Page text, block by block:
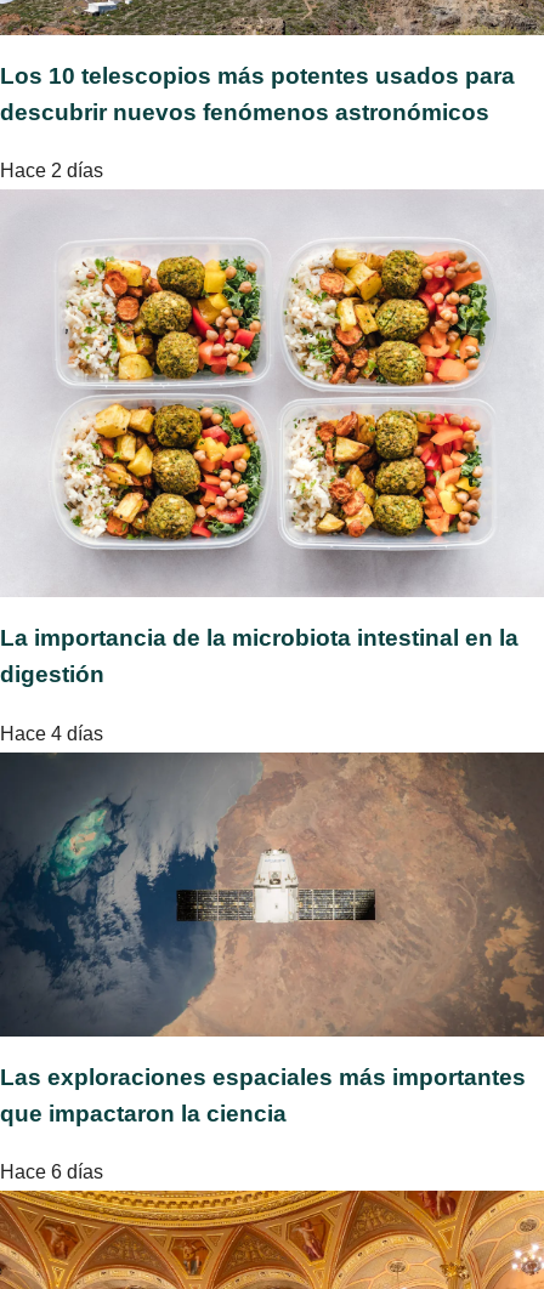
Los 10 telescopios más potentes usados para
descubrir nuevos fenómenos astronómicos
Hace 2 días
La importancia de la microbiota intestinal en la
digestión
Hace 4 días
Las exploraciones espaciales más importantes
que impactaron la ciencia
Hace 6 días